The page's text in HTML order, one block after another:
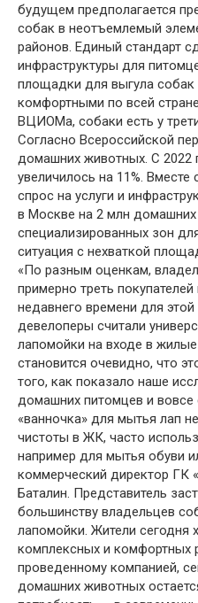
будущем предполагается
собак в неотъемлемый
районов. Единый стандарт
инфраструктуры для
площадки для выгула собак
комфортными по всей
ВЦИОМа, собаки есть у
Согласно Всероссийской
домашних животных. С 2022
увеличилось на 11%.
спрос на услуги и
в Москве на 2 млн домашних
специализированных зон
ситуация с нехваткой
«По разным оценкам,
примерно треть
недавнего времени для
девелоперы считали
лапомойки на входе в
становится очевидно, что
того, как показало наше
домашних питомцев и вовсе
«ванночка» для мытья лап
чистоты в ЖК, часто
например для мытья обуви
коммерческий директор ГК
Баталин. Представитель
большинству владельцев
лапомойки. Жители сегодня
комплексных и комфортных
проведенному компанией,
домашних животных